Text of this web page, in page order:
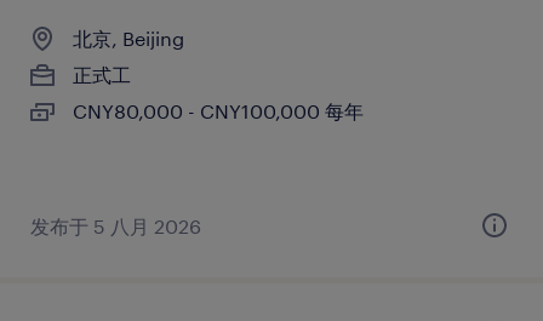
北京, Beijing
正式工
CNY80,000 - CNY100,000 每年
发布于 5 八月 2026